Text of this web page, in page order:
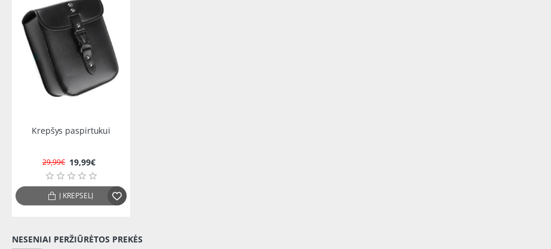
-33%
Krepšys paspirtukui
19,99€
29,99€
Į KREPŠELĮ
NESENIAI PERŽIŪRĖTOS PREKĖS